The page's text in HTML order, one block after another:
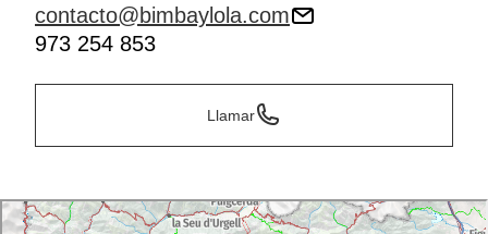
contacto@bimbaylola.com
973 254 853
Llamar